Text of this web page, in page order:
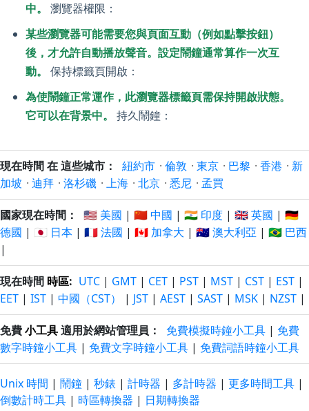
中。
瀏覽器權限：
某些瀏覽器可能需要您與頁面互動（例如點擊按鈕）
後，才允許自動播放聲音。設定鬧鐘通常算作一次互
動。
保持標籤頁開啟：
為使鬧鐘正常運作，此瀏覽器標籤頁需保持開啟狀態。
它可以在背景中。
持久鬧鐘：
現在時間 在 這些城市： 紐約市 · 倫敦 · 東京 · 巴黎 · 香港 · 新
加坡 · 迪拜 · 洛杉磯 · 上海 · 北京 · 悉尼 · 孟買
國家現在時間： 🇺🇸 美國 | 🇨🇳 中國 | 🇮🇳 印度 | 🇬🇧 英國 | 🇩🇪
德國 | 🇯🇵 日本 | 🇫🇷 法國 | 🇨🇦 加拿大 | 🇦🇺 澳大利亞 | 🇧🇷 巴西
|
現在時間 時區: UTC | GMT | CET | PST | MST | CST | EST |
EET | IST | 中國（CST） | JST | AEST | SAST | MSK | NZST |
免費小工具適用於網站管理員： 免費模擬時鐘小工具 | 免費
數字時鐘小工具 | 免費文字時鐘小工具 | 免費詞語時鐘小工具
Unix 時間 | 鬧鐘 | 秒錶 | 計時器 | 多計時器 | 更多時間工具 |
倒數計時工具 | 時區轉換器 | 日期轉換器